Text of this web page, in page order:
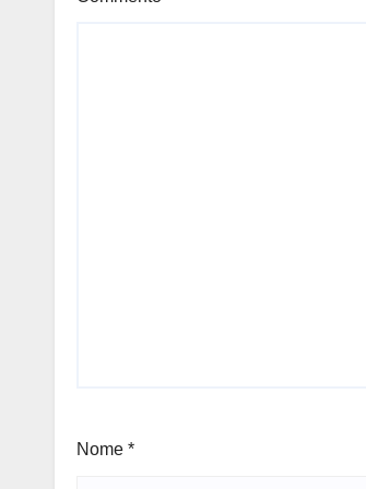
Nome *